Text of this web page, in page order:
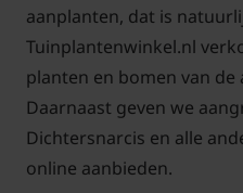
aanplanten, dat is
Tuinplantenwinkel.nl
planten en bomen van de
Daarnaast geven we
Dichtersnarcis en alle
online aanbieden.